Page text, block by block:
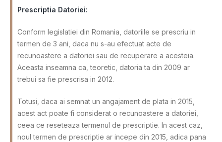
Prescriptia Datoriei:
Conform legislatiei din Romania, datoriile se prescriu in
termen de 3 ani, daca nu s-au efectuat acte de
recunoastere a datoriei sau de recuperare a acesteia.
Aceasta inseamna ca, teoretic, datoria ta din 2009 ar
trebui sa fie prescrisa in 2012.
Totusi, daca ai semnat un angajament de plata in 2015,
acest act poate fi considerat o recunoastere a datoriei,
ceea ce reseteaza termenul de prescriptie. In acest caz,
noul termen de prescriptie ar incepe din 2015, adica pana